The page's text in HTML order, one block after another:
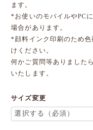
ます。
*お使いのモバイルやPC
場合があります。
*顔料インク印刷のため
けください。
何かご質問等ありました
いたします。
サイズ変更